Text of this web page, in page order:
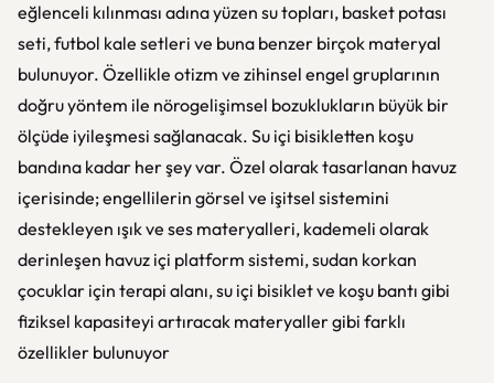
eğlenceli kılınması adına yüzen su topları, basket potası
seti, futbol kale setleri ve buna benzer birçok materyal
bulunuyor. Özellikle otizm ve zihinsel engel gruplarının
doğru yöntem ile nörogelişimsel bozuklukların büyük bir
ölçüde iyileşmesi sağlanacak. Su içi bisikletten koşu
bandına kadar her şey var. Özel olarak tasarlanan havuz
içerisinde; engellilerin görsel ve işitsel sistemini
destekleyen ışık ve ses materyalleri, kademeli olarak
derinleşen havuz içi platform sistemi, sudan korkan
çocuklar için terapi alanı, su içi bisiklet ve koşu bantı gibi
fiziksel kapasiteyi artıracak materyaller gibi farklı
özellikler bulunuyor